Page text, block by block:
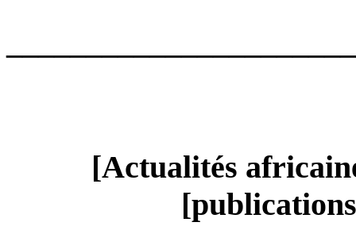
[Actualités